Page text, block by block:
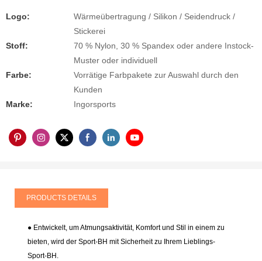
Logo:
Wärmeübertragung / Silikon / Seidendruck /
Stickerei
Stoff:
70 % Nylon, 30 % Spandex oder andere Instock-
Muster oder individuell
Farbe:
Vorrätige Farbpakete zur Auswahl durch den
Kunden
Marke:
Ingorsports
PRODUCTS DETAILS
● Entwickelt, um Atmungsaktivität, Komfort und Stil in einem zu
bieten, wird der Sport-BH mit Sicherheit zu Ihrem Lieblings-
Sport-BH.